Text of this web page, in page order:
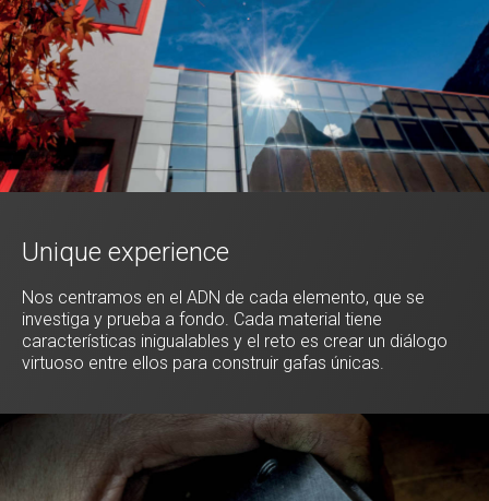
Unique experience
Nos centramos en el ADN de cada elemento, que se
investiga y prueba a fondo. Cada material tiene
características inigualables y el reto es crear un diálogo
virtuoso entre ellos para construir gafas únicas.